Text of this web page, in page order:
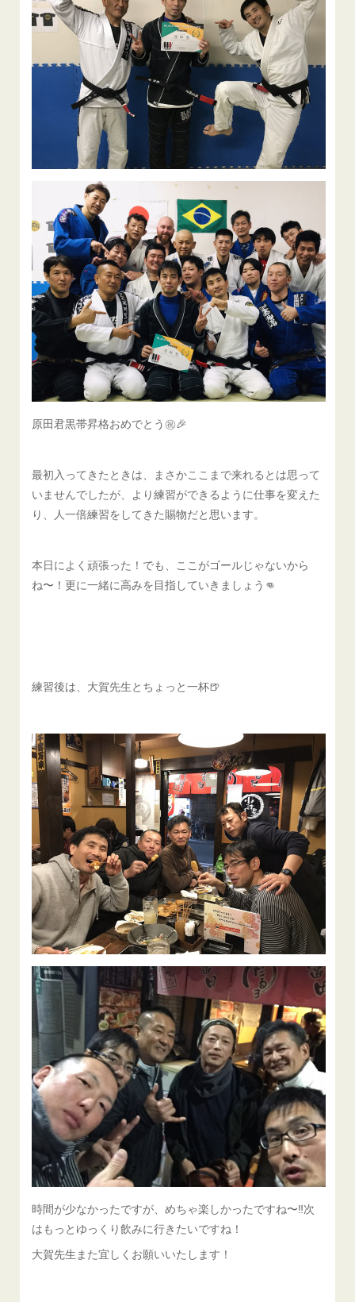
原田君黒帯昇格おめでとう㊗️🎉
最初入ってきたときは、まさかここまで来れるとは思って
いませんでしたが、より練習ができるように仕事を変えた
り、人一倍練習をしてきた賜物だと思います。
本日によく頑張った！でも、ここがゴールじゃないから
ね〜！更に一緒に高みを目指していきましょう👊
練習後は、大賀先生とちょっと一杯🍺
時間が少なかったですが、めちゃ楽しかったですね〜‼️次
はもっとゆっくり飲みに行きたいですね！
大賀先生また宜しくお願いいたします！